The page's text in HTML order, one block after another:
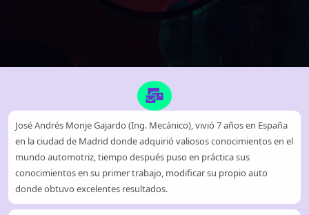
José Andrés Monje Gajardo (Ing. Mecánico), vivió 7 años en España
en la ciudad de Madrid donde adquirió valiosos conocimientos en el
mundo automotriz, tiempo después puso en práctica sus
conocimientos en su primer trabajo, modificar su propio auto
donde obtuvo excelentes resultados.